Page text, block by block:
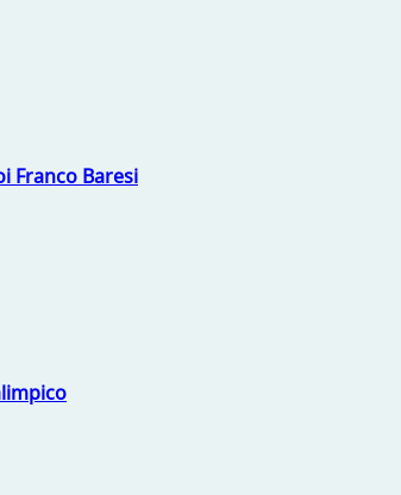
Franco Baresi